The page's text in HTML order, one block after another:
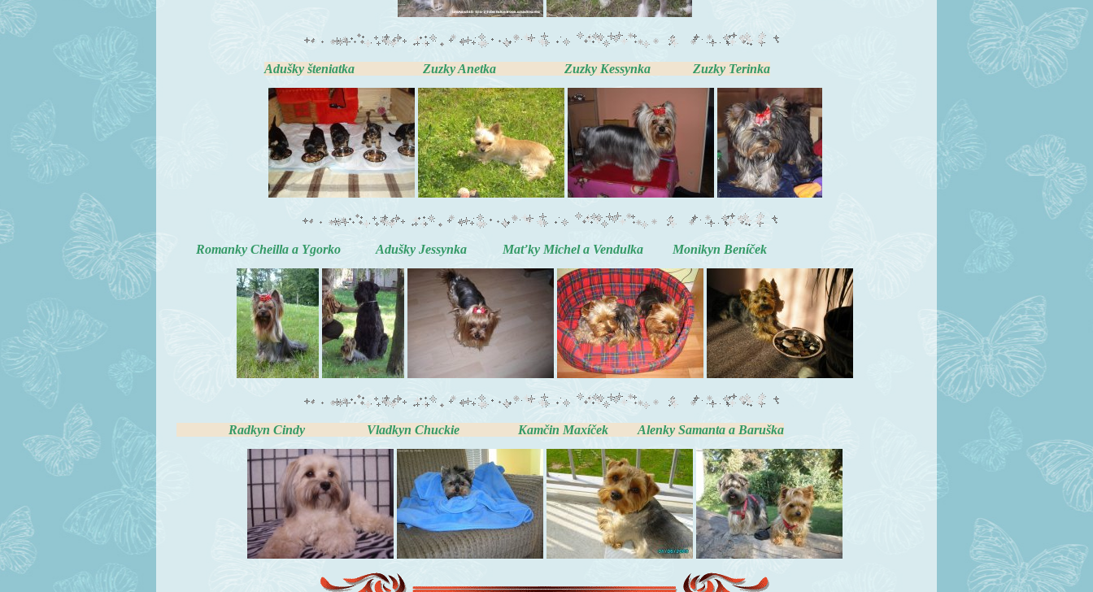
Adušky šteniatka Zuzky Anetka Zuzky Kessynka Zuzky Terinka
Romanky Cheilla a Ygorko Adušky Jessynka Maťky Michel a Vendulka Monikyn Beníček
Radkyn Cindy Vladkyn Chuckie Kamčin Maxíček Alenky Samanta a Baruška